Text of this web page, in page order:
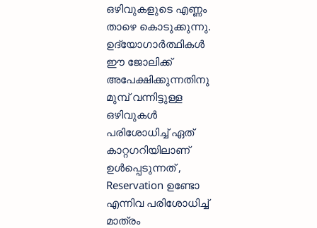
ഒഴിവുകളുടെ എണ്ണം
താഴെ കൊടുക്കുന്നു.
ഉദ്യോഗാര്‍ത്ഥികള്‍
ഈ ജോലിക്ക്
അപേക്ഷിക്കുന്നതിനു
മുമ്പ് വന്നിട്ടുള്ള
ഒഴിവുകള്‍
പരിശോധിച്ച് ഏത്
കാറ്റഗറിയിലാണ്
ഉള്‍പ്പെടുന്നത് ,
Reservation ഉണ്ടോ
എന്നിവ പരിശോധിച്ച്
മാത്രം